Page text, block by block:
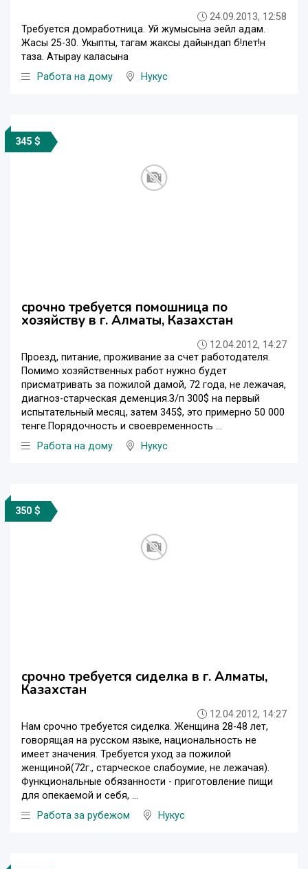
24.09.2013, 12:58
Требуется домработница. Уй жумысына эейл адам.
Жасы 25-30. Укыпты, тагам жаксы дайындап б!лет!н
таза. Атырау каласына
Работа на дому
Нукус
345 $
срочно требуется помошница по
хозяйству в г. Алматы, Казахстан
12.04.2012, 14:27
Проезд, питание, проживание за счет работодателя.
Помимо хозяйственных работ нужно будет
присматривать за пожилой дамой, 72 года, не лежачая,
диагноз-старческая деменция.З/п 300$ на первый
испытательный месяц, затем 345$, это примерно 50 000
тенге.Порядочность и своевременность ...
Работа на дому
Нукус
350 $
срочно требуется сиделка в г. Алматы,
Казахстан
12.04.2012, 14:27
Нам срочно требуется сиделка. Женщина 28-48 лет,
говорящая на русском языке, национальность не
имеет значения. Требуется уход за пожилой
женщиной(72г., старческое слабоумие, не лежачая).
Функциональные обязанности - приготовление пищи
для опекаемой и себя, ...
Работа за рубежом
Нукус